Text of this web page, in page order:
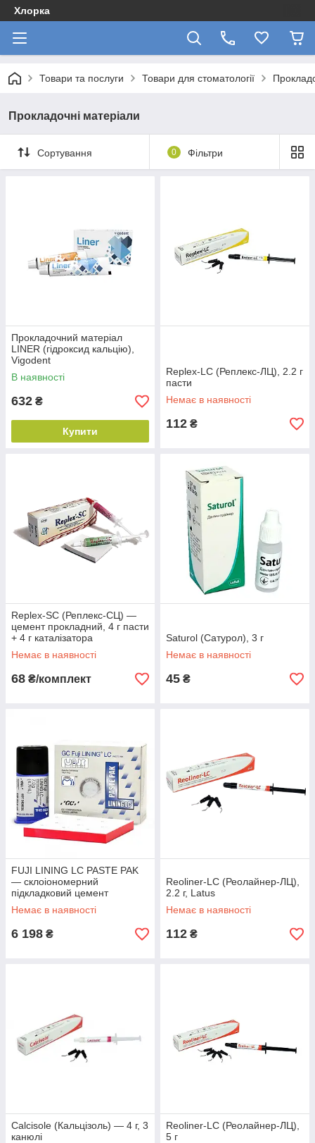
Хлорка
Товари та послуги Товари для стоматології
Прокладочні матеріали
Сортування 0 Фільтри
Прокладочний матеріал
LINER (гідроксид кальцію),
Vigodent
В наявності
632 ₴
Купити
Replex-LC (Реплекс-ЛЦ), 2.2 г
пасти
Немає в наявності
112 ₴
Replex-SC (Реплекс-СЦ) —
цемент прокладний, 4 г пасти
+ 4 г каталізатора
Немає в наявності
68 ₴/комплект
Saturol (Сатурол), 3 г
Немає в наявності
45 ₴
FUJI LINING LC PASTE PAK
— склоіономерний
підкладковий цемент
світлового затвердіння,
картридж 7 г
Немає в наявності
6 198 ₴
Reoliner-LC (Реолайнер-ЛЦ),
2.2 г, Latus
Немає в наявності
112 ₴
Calcisole (Кальцізоль) — 4 г, 3
канюлі
Reoliner-LC (Реолайнер-ЛЦ),
5 г